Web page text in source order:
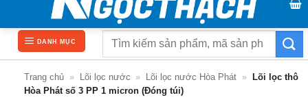
DANH MỤC
Tìm
Trang chủ » Lõi lọc nước » Lõi lọc nước Hòa Phát »
Lõi lọc thô
Hòa Phát số 3 PP 1 micron (Đóng túi)